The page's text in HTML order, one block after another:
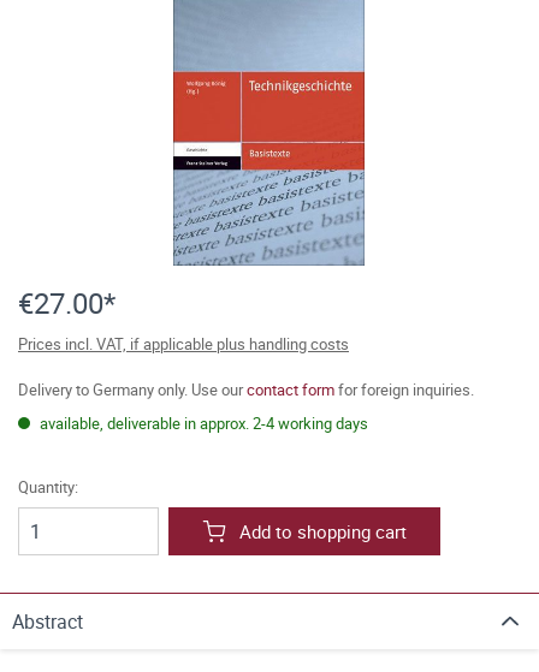
€27.00*
Prices incl. VAT, if applicable plus handling costs
Delivery to Germany only. Use ourcontact formfor foreign inquiries.
available, deliverable in approx. 2-4 working days
Quantity:
Add to shopping cart
Abstract